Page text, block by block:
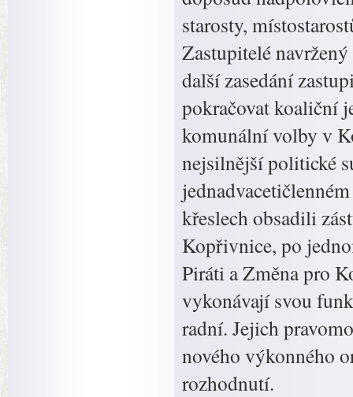
starosty,
Zastupitelé
další zasedání
pokračovat koaliční
komunální volby v
nejsilnější politické
křeslech obsadili
Kopřivnice, po
Piráti a Změna pro
vykonávají svou
radní. Jejich
nového výkonného
rozhodnutí.